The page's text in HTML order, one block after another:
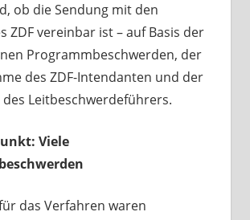
ob die Sendung mit den
ZDF vereinbar ist – auf Basis der
Programmbeschwerden, der
des ZDF-Intendanten und der
Leitbeschwerdeführers.
Viele
das Verfahren waren